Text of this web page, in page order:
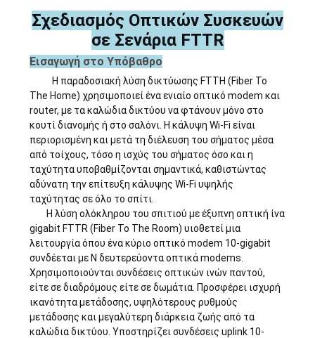
ΜΑΣ
ΕΙΔΉΣΕΙΣ
ΥΠΟΘΈΣΕΙΣ
ΖΗΤΉΣΤΕ
ΜΙΑ
ΠΡΟΣΦΟΡΆ
SITEMAP
ΠΟΛΙΤΙΚΉ
ΑΠΟΡΡΉΤΟΥ
Σχεδιασμός Οπτικών Συσκευών
σε Σενάρια FTTR
Εισαγωγή στο Υπόβαθρο
Η παραδοσιακή λύση δικτύωσης FTTH (Fiber To
The Home) χρησιμοποιεί ένα ενιαίο οπτικό modem και
router, με τα καλώδια δικτύου να φτάνουν μόνο στο
κουτί διανομής ή στο σαλόνι. Η κάλυψη Wi-Fi είναι
περιορισμένη και μετά τη διέλευση του σήματος μέσα
από τοίχους, τόσο η ισχύς του σήματος όσο και η
ταχύτητα υποβαθμίζονται σημαντικά, καθιστώντας
αδύνατη την επίτευξη κάλυψης Wi-Fi υψηλής
ταχύτητας σε όλο το σπίτι.
Η λύση ολόκληρου του σπιτιού με έξυπνη οπτική ίνα
gigabit FTTR (Fiber To The Room) υιοθετεί μια
λειτουργία όπου ένα κύριο οπτικό modem 10-gigabit
συνδέεται με N δευτερεύοντα οπτικά modems.
Χρησιμοποιούνται συνδέσεις οπτικών ινών παντού,
είτε σε διαδρόμους είτε σε δωμάτια. Προσφέρει ισχυρή
ικανότητα μετάδοσης, υψηλότερους ρυθμούς
μετάδοσης και μεγαλύτερη διάρκεια ζωής από τα
καλώδια δικτύου. Υποστηρίζει συνδέσεις uplink 10-